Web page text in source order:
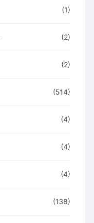
(1)
(2)
(2)
(514)
(4)
(4)
(4)
(138)